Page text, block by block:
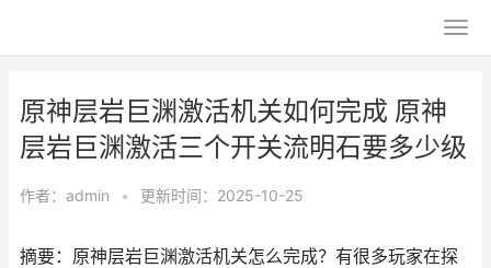
原神层岩巨渊激活机关如何完成 原神
层岩巨渊激活三个开关流明石要多少级
作者： admin • 更新时间：2025-10-25
摘要：原神层岩巨渊激活机关怎么完成？有很多玩家在探